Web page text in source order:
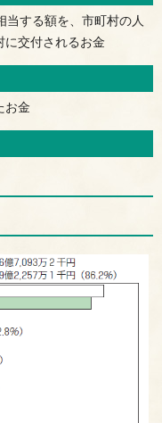
当する額を、市町村の人
に交付されるお金
お金